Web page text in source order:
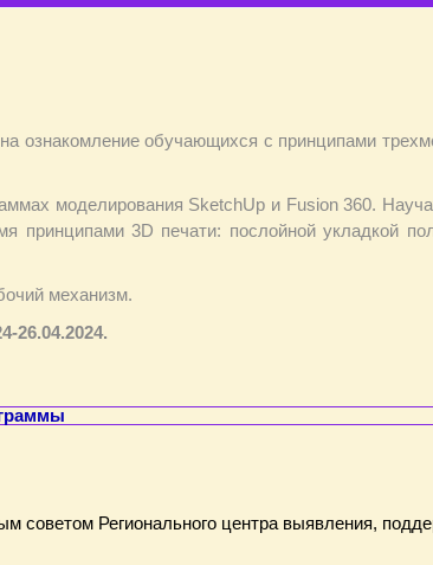
ознакомление обучающихся с принципами
моделирования SketchUp и Fusion 360.
3D печати: послойной укладкой
механизм.
26.04.2024.
советом Регионального центра выявления,